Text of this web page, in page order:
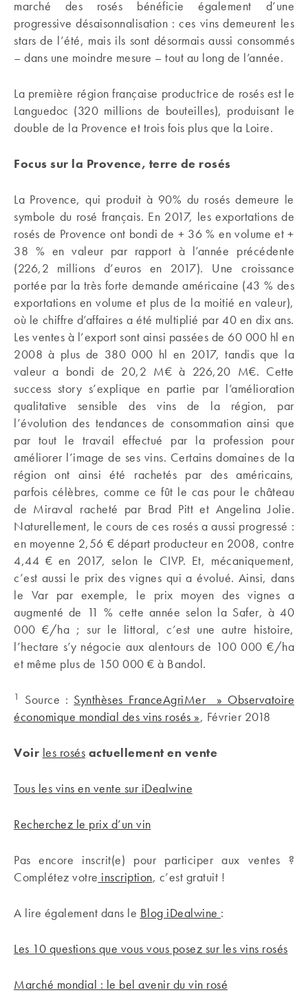
marché des rosés bénéficie également d’une
progressive désaisonnalisation : ces vins demeurent les
stars de l’été, mais ils sont désormais aussi consommés
– dans une moindre mesure – tout au long de l’année.
La première région française productrice de rosés est le
Languedoc (320 millions de bouteilles), produisant le
double de la Provence et trois fois plus que la Loire.
Focus sur la Provence, terre de rosés
La Provence, qui produit à 90% du rosés demeure le
symbole du rosé français. En 2017, les exportations de
rosés de Provence ont bondi de + 36 % en volume et +
38 % en valeur par rapport à l’année précédente
(226,2 millions d’euros en 2017). Une croissance
portée par la très forte demande américaine (43 % des
exportations en volume et plus de la moitié en valeur),
où le chiffre d’affaires a été multiplié par 40 en dix ans.
Les ventes à l’export sont ainsi passées de 60 000 hl en
2008 à plus de 380 000 hl en 2017, tandis que la
valeur a bondi de 20,2 M€ à 226,20 M€. Cette
success story s’explique en partie par l’amélioration
qualitative sensible des vins de la région, par
l’évolution des tendances de consommation ainsi que
par tout le travail effectué par la profession pour
améliorer l’image de ses vins. Certains domaines de la
région ont ainsi été rachetés par des américains,
parfois célèbres, comme ce fût le cas pour le château
de Miraval racheté par Brad Pitt et Angelina Jolie.
Naturellement, le cours de ces rosés a aussi progressé :
en moyenne 2,56 € départ producteur en 2008, contre
4,44 € en 2017, selon le CIVP. Et, mécaniquement,
c’est aussi le prix des vignes qui a évolué. Ainsi, dans
le Var par exemple, le prix moyen des vignes a
augmenté de 11 % cette année selon la Safer, à 40
000 €/ha ; sur le littoral, c’est une autre histoire,
l’hectare s’y négocie aux alentours de 100 000 €/ha
et même plus de 150 000 € à Bandol.
1 Source : Synthèses FranceAgriMer » Observatoire
économique mondial des vins rosés », Février 2018
Voir les rosés actuellement en vente
Tous les vins en vente sur iDealwine
Recherchez le prix d’un vin
Pas encore inscrit(e) pour participer aux ventes ?
Complétez votre inscription, c’est gratuit !
A lire également dans le Blog iDealwine :
Les 10 questions que vous vous posez sur les vins rosés
Marché mondial : le bel avenir du vin rosé